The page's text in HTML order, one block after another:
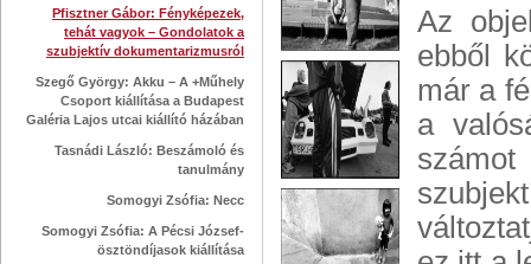
Pfisztner Gábor: Fényképezek,
tehát vagyok – Gondolatok a
szubjektív dokumentarizmusról
Szegő György: Akku – A +Műhely
Csoport kiállítása a Budapest
Galéria Lajos utcai kiállító házában
Tasnádi László: Beszámoló és
tanulmány
Somogyi Zsófia: Necc
Somogyi Zsófia: A Pécsi József-
ösztöndíjasok kiállítása
Az
ebből
már a
a